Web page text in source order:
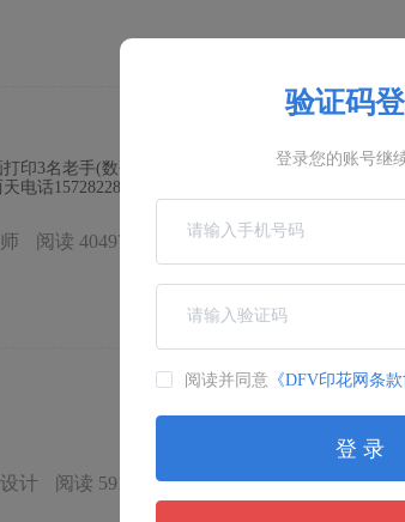
印3名老手(数码印花打印师傅亦可)，薪资8k，包吃
电话15728228790-- 代发,直接联系 电话号码
阅读 40497 回复 0 发布时间 2025-08-12
计 阅读 59180 回复 0 发布时间 2025-02-23
验证码
登录您的账号继
阅读并同意 《DFV印花网条款
登 录